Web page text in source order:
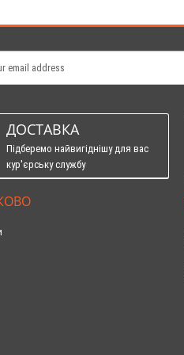
ДОСТАВКА
Підберемо найвигіднішу для вас
кур'єрську службу